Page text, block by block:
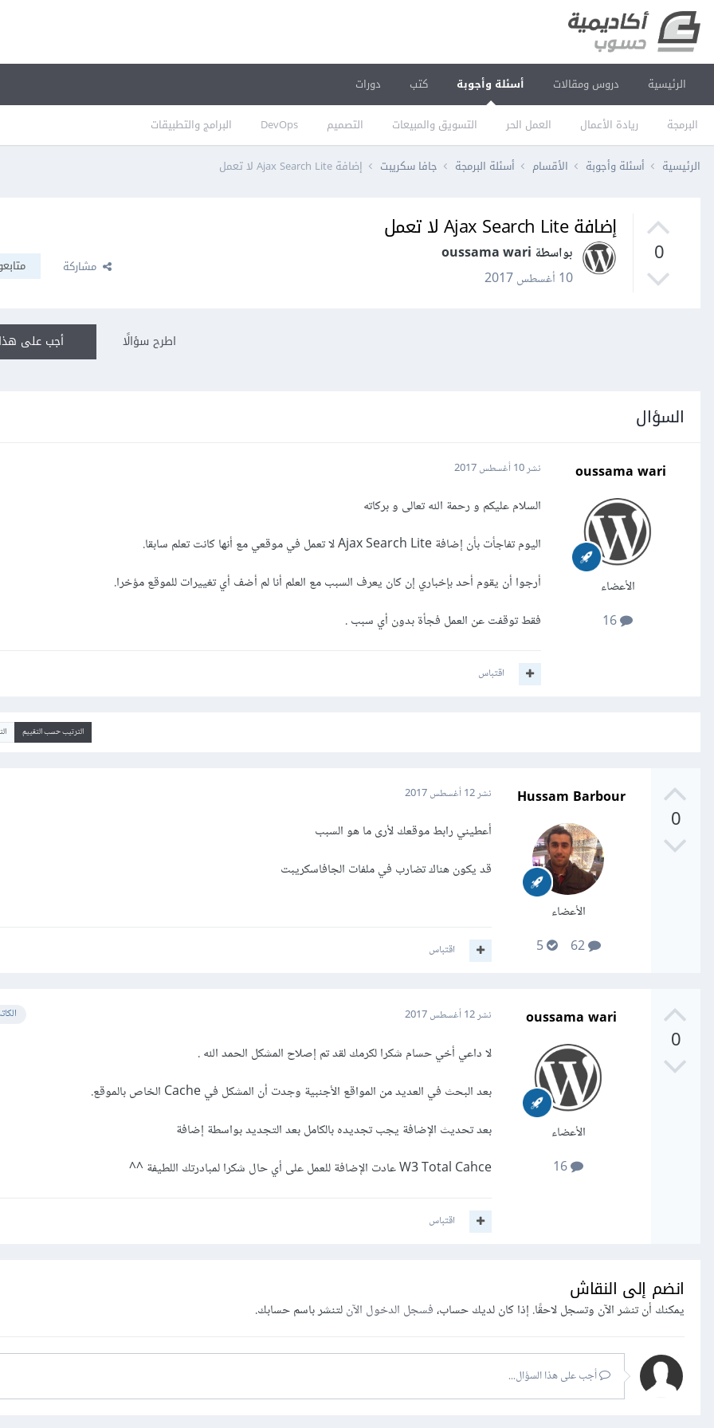
الرئيسية دروس ومقالات أسئلة وأجوبة
البرمجة ريادة الأعمال العمل الحر التسويق والمبيعات التصميم DevOps البرامج والتطبيقات
كتب دورات
الرئيسية أسئلة وأجوبة الأقسام أسئلة البرمجة جافا سكريبت إضافة Ajax Search Lite لا تعمل
0
إضافة Ajax Search Lite لا تعمل
بواسطة oussama wari
10 أغسطس 2017
مشاركة
أجب على اطرح سؤالًا
السؤال
oussama wari
الأعضاء
نشر10 أغسطس 2017
السلام عليكم و رحمة الله تعالى و بركاته
اليوم تفاجأت بأن إضافة Ajax Search Lite لا تعمل في موقعي مع أنها كانت تعلم سابقا.
أرجوا أن يقوم أحد بإخباري إن كان يعرف السبب مع العلم أنا لم أضف أي تغييرات للموقع مؤخرا.
فقط توقفت عن العمل فجأة بدون أي سبب .
اقتباس
الترتيب حسب التقييم
0
Hussam Barbour
الأعضاء
62
5
نشر12 أغسطس 2017
أعطيني رابط موقعك لأرى ما هو السبب
قد يكون هناك تضارب في ملفات الجافاسكريبت
اقتباس
0
oussama wari
الأعضاء
نشر12 أغسطس 2017
لا داعي أخي حسام شكرا لكرمك لقد تم إصلاح المشكل الحمد الله .
بعد البحث في العديد من المواقع الأجنبية وجدت أن المشكل في Cache الخاص بالموقع.
بعد تحديث الإضافة يجب تجديده بالكامل بعد التجديد بواسطة إضافة
W3 Total Cahce عادت الإضافة للعمل على أي حال شكرا لمبادرتك اللطيفة ^^
اقتباس
انضم إلى النقاش
يمكنك أن تنشر الآن وتسجل لاحقًا. إذا كان لديك حساب،فسجل الدخول الآنلتنشر باسم حسابك.
أجب على هذا السؤال...